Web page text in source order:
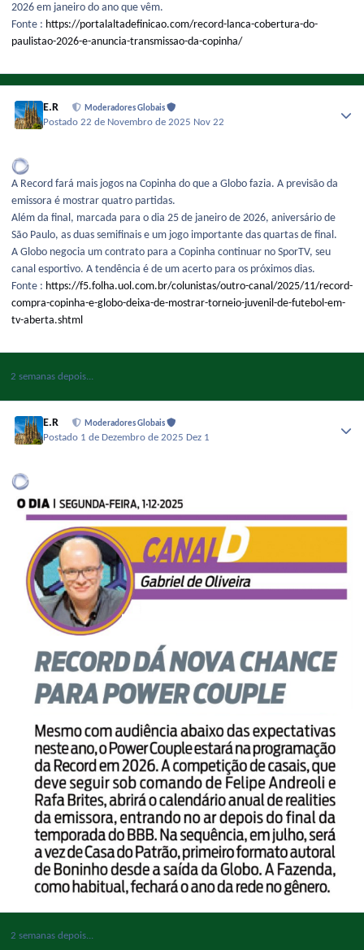
2026 em janeiro do ano que vêm.
Fonte : https://portalaltadefinicao.com/record-lanca-cobertura-do-
paulistao-2026-e-anuncia-transmissao-da-copinha/
E.R Moderadores Globais
Postado22 de Novembro de 2025 Nov 22
A Record fará mais jogos na Copinha do que a Globo fazia. A previsão da
emissora é mostrar quatro partidas.
Além da final, marcada para o dia 25 de janeiro de 2026, aniversário de
São Paulo, as duas semifinais e um jogo importante das quartas de final.
A Globo negocia um contrato para a Copinha continuar no SporTV, seu
canal esportivo. A tendência é de um acerto para os próximos dias.
Fonte : https://f5.folha.uol.com.br/colunistas/outro-canal/2025/11/record-
compra-copinha-e-globo-deixa-de-mostrar-torneio-juvenil-de-futebol-em-
tv-aberta.shtml
2 semanas depois...
E.R Moderadores Globais
Postado 1 de Dezembro de 2025 Dez 1
2 semanas depois...